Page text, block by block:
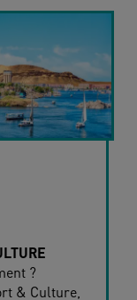
?
& Culture,